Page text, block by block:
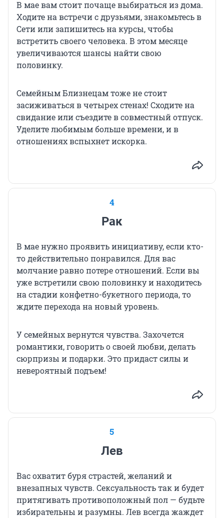
В мае вам стоит почаще выбираться из дома.
Ходите на встречи с друзьями, знакомьтесь в
Сети или запишитесь на курсы, чтобы
встретить своего человека. В этом месяце
увеличиваются шансы найти свою
половинку.
Семейным Близнецам тоже не стоит
засиживаться в четырех стенах! Сходите на
свидание или съездите в совместный отпуск.
Уделите любимым больше времени, и в
отношениях вспыхнет искорка.
4
Рак
В мае нужно проявить инициативу, если кто-
то действительно понравился. Для вас
молчание равно потере отношений. Если вы
уже встретили свою половинку и находитесь
на стадии конфетно-букетного периода, то
ждите перехода на новый уровень.
У семейных вернутся чувства. Захочется
романтики, говорить о своей любви, делать
сюрпризы и подарки. Это придаст силы и
невероятный подъем!
5
Лев
Вас охватит буря страстей, желаний и
внезапных чувств. Сексуальность так и будет
притягивать противоположный пол — будьте
избирательны и разумны. Лев всегда жаждет